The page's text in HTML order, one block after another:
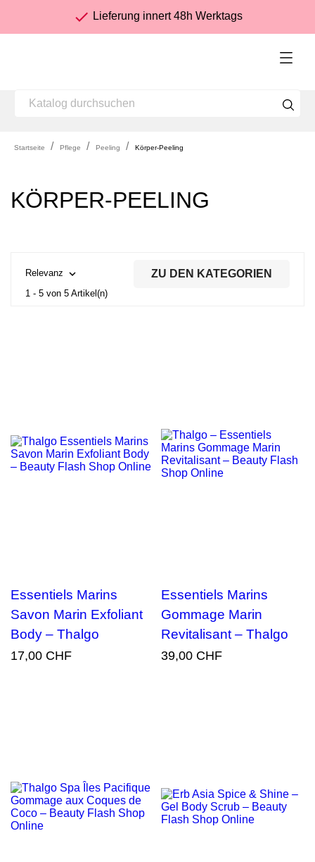
check Lieferung innert 48h Werktags
Startseite Pflege Peeling Körper-Peeling
KÖRPER-PEELING
Relevanz  ZU DEN KATEGORIEN
1 - 5 von 5 Artikel(n)
Essentiels Marins
Savon Marin Exfoliant
Body – Thalgo
17,00 CHF
Essentiels Marins
Gommage Marin
Revitalisant – Thalgo
39,00 CHF